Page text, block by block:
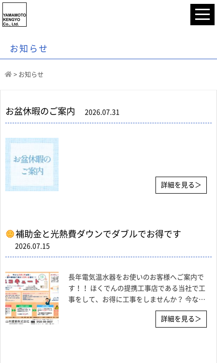
お知らせ
> お知らせ
お盆休暇のご案内 2026.07.31
詳細を見る＞
補助金と光熱費ダウンでダブルでお得です
2026.07.15
長年電気温水器をお使いのお客様へご案内で
す！！ ほくでんの提携工事店である当社で工
事をして、お得に工事をしませんか？ 今なら
補助金と光熱費ダウンでダブルでお得です！！
数日間お湯が使えなかったりと、壊れてからの
詳細を見る＞